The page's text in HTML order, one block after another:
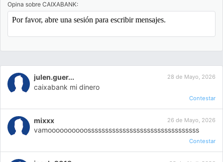
Opina sobre CAIXABANK:
julen.guer... 28 de Mayo, 2026
caixabank mi dinero
Contestar
mixxx 26 de Mayo, 2026
vamoooooooooossssssssssssssssssssssssssssssss
Contestar